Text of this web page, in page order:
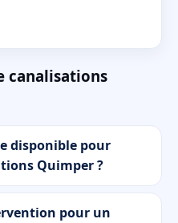
canalisations
disponible pour
Quimper ?
pour un